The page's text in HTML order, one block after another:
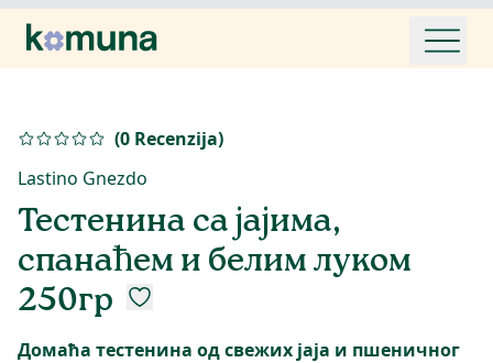
(0 Recenzija)
Lastino Gnezdo
Тестенина са јајима,
спанаћем и белим луком
250гр
Домаћа тестенина од свежих јаја и пшеничног